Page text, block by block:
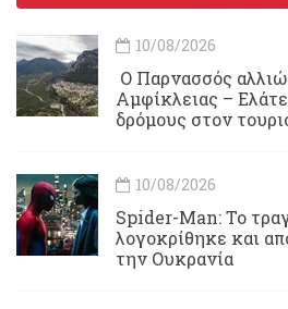
10/08/2026
Ο Παρνασσός
Αμφίκλειας –
δρόμους στον
10/08/2026
Spider-Man: Το
λογοκρίθηκε και
την Ουκρανία